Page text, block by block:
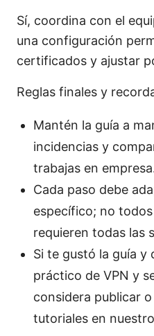
Sí, coordina con el
una configuración
certificados y ajustar
Reglas finales y
Mantén la guía a
incidencias y
trabajas en
Cada paso debe
específico; no
requieren todas las
Si te gustó la guía y
práctico de VPN y
considera publicar
tutoriales en